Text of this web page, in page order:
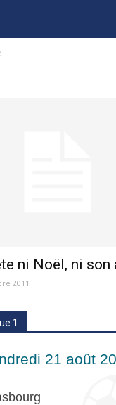
ni Noël, ni son
2011
1